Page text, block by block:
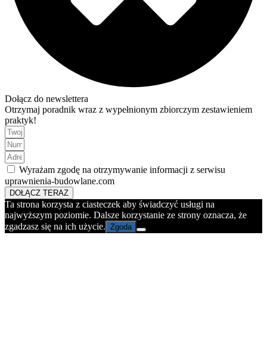
Dołącz do newslettera
Otrzymaj poradnik wraz z wypełnionym zbiorczym zestawieniem
praktyk!
Wyrażam zgodę na otrzymywanie informacji z serwisu
uprawnienia-budowlane.com
DOŁĄCZ TERAZ
Ta strona korzysta z ciasteczek aby świadczyć usługi na
najwyższym poziomie. Dalsze korzystanie ze strony oznacza, że
zgadzasz się na ich użycie. Zgoda